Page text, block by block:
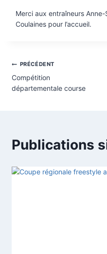
Merci aux entraîneurs
Coulaines pour l’accueil.
Navigation
de
PRÉCÉDENT
Compétition
départementale course
Publications